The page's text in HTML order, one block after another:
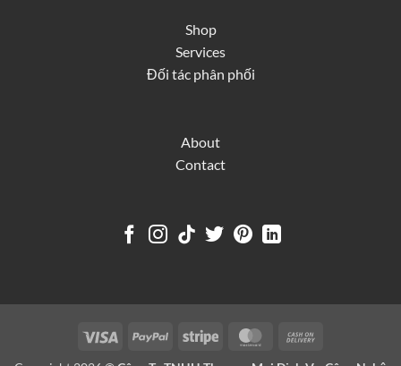
Shop
Services
Đối tác phân phối
About
Contact
Visa PayPal Stripe MasterCard